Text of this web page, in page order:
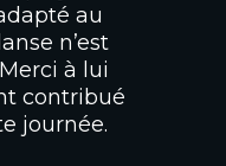
au
n’est
à lui
contribué
journée.